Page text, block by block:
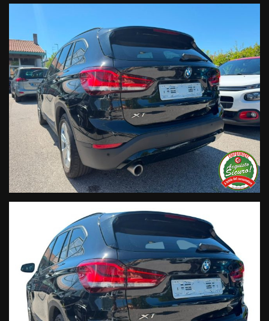
+ 39 347 2621925 Orari Dal lunedì al venerdi 08:3012:00 –
14:30/19:30 Sabato 8:30 12:30 14.30 18.30
Trasparenza:
• Si precisa che le informazioni contenute negli annunci
online e nel proprio sito web sono state compilate con cura
affinché siano il più complete e precise; tuttavia possono
contenere errori e omissioni. Si declina ogni responsabilità
per eventuali involontarie incongruenze che non
rappresentano un impegno contrattuale.